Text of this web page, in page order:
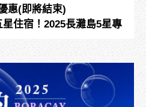
惠(即將結束)
住宿！2025長灘島5星專